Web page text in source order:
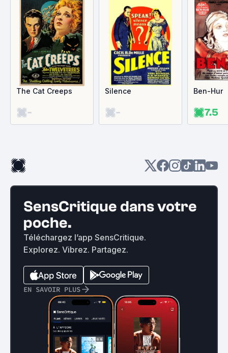
The Cat Creeps
-
Silence
-
Ben-Hur
7.5
SensCritique dans votre
poche.
Téléchargez l’app SensCritique.
Explorez. Vibrez. Partagez.
EN SAVOIR PLUS